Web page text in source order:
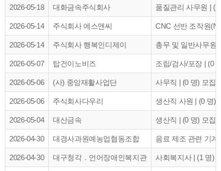
2026-05-18 대화금속주식회사 품질관리 사무원 |
2026-05-14 주식회사 에스앤씨 CNC 선반 조작원
2026-05-14 주식회사 행복인디제이 총무 및 일반사무원
2026-05-07 탑건이노비즈 조립/검사/포장 | (0
2026-05-06 (사) 중앙재활사업단 사무직 | (0 명) 모집
2026-05-06 주식회사다우리 생산직 사원 | (0 명)
2026-05-04 대산금속 생산직 | (0 명) 모집
2026-04-30 대경사과원예농업협동조합 음료 제조 관련 기계
2026-04-30 대구청각．언어장애인복지관 사회복지사 | (1 명)